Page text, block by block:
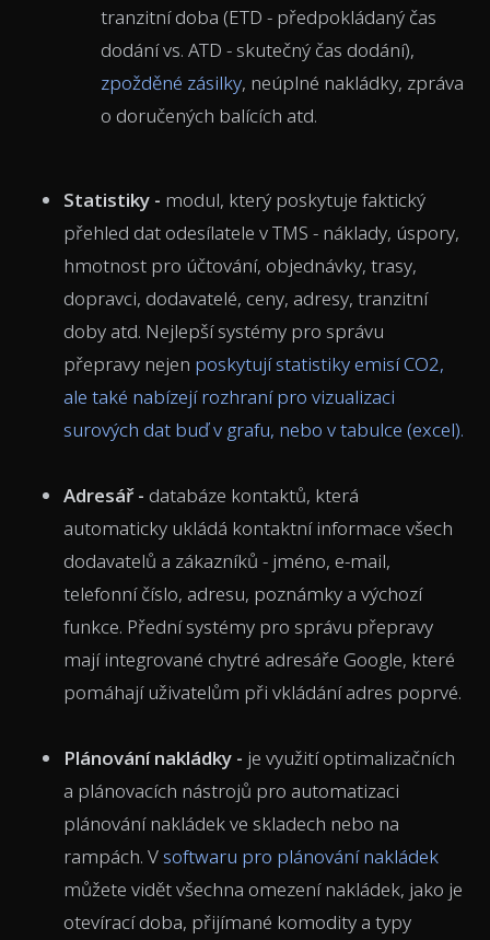
tranzitní doba (ETD - předpokládaný čas
dodání vs. ATD - skutečný čas dodání),
zpožděné zásilky, neúplné nakládky, zpráva
o doručených balících atd.
Statistiky - modul, který poskytuje faktický
přehled dat odesílatele v TMS - náklady, úspory,
hmotnost pro účtování, objednávky, trasy,
dopravci, dodavatelé, ceny, adresy, tranzitní
doby atd. Nejlepší systémy pro správu
přepravy nejen poskytují statistiky emisí CO2,
ale také nabízejí rozhraní pro vizualizaci
surových dat buď v grafu, nebo v tabulce (excel).
Adresář - databáze kontaktů, která
automaticky ukládá kontaktní informace všech
dodavatelů a zákazníků - jméno, e-mail,
telefonní číslo, adresu, poznámky a výchozí
funkce. Přední systémy pro správu přepravy
mají integrované chytré adresáře Google, které
pomáhají uživatelům při vkládání adres poprvé.
Plánování nakládky - je využití optimalizačních
a plánovacích nástrojů pro automatizaci
plánování nakládek ve skladech nebo na
rampách. V softwaru pro plánování nakládek
můžete vidět všechna omezení nakládek, jako je
otevírací doba, přijímané komodity a typy